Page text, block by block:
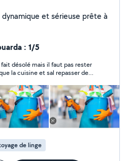
et sérieuse prête à
: 1/5
désolé mais il faut pas rester
la cuisine et sal repasser des
que dieu vous pardonne 😭
de linge